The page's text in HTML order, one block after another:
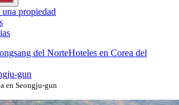
propiedad
del NorteHoteles en Corea del
gun
en Seongju-gun